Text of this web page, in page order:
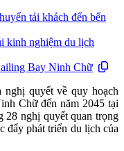
tải khách đến bến
kinh nghiệm du lịch
Bay Ninh Chữ
quyết về quy hoạch
Chữ đến năm 2045 tại
nghị quyết quan trọng
đẩy phát triển du lịch của